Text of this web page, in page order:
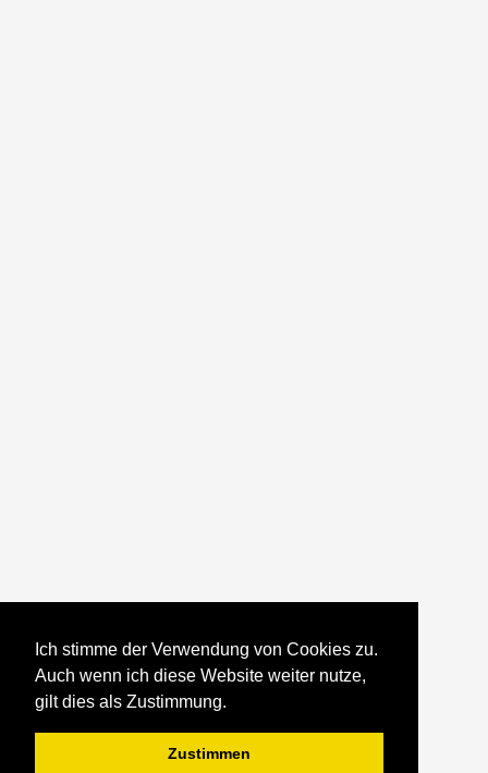
Ich stimme der Verwendung von Cookies zu.
Auch wenn ich diese Website weiter nutze,
gilt dies als Zustimmung.
Zustimmen